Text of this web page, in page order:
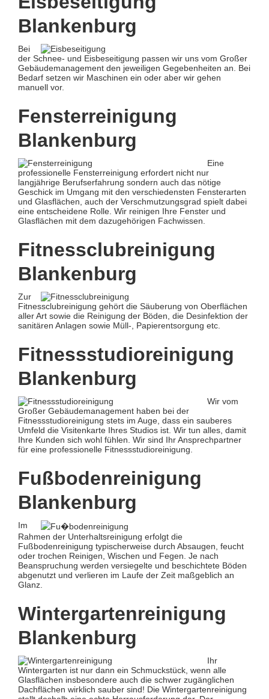
Blankenburg
Bei
der Schnee- und Eisbeseitigung passen wir uns vom Großer
Gebäudemanagement den jeweiligen Gegebenheiten an. Bei
Bedarf setzen wir Maschinen ein oder aber wir gehen
manuell vor.
Fensterreinigung
Blankenburg
Eine
professionelle Fensterreinigung erfordert nicht nur
langjährige Berufserfahrung sondern auch das nötige
Geschick im Umgang mit den verschiedensten Fensterarten
und Glasflächen, auch der Verschmutzungsgrad spielt dabei
eine entscheidene Rolle. Wir reinigen Ihre Fenster und
Glasflächen mit dem dazugehörigen Fachwissen.
Fitnessclubreinigung
Blankenburg
Zur
Fitnessclubreinigung gehört die Säuberung von Oberflächen
aller Art sowie die Reinigung der Böden, die Desinfektion der
sanitären Anlagen sowie Müll-, Papierentsorgung etc.
Fitnessstudioreinigung
Blankenburg
Wir vom
Großer Gebäudemanagement haben bei der
Fitnessstudioreinigung stets im Auge, dass ein sauberes
Umfeld die Visitenkarte Ihres Studios ist. Wir tun alles, damit
Ihre Kunden sich wohl fühlen. Wir sind Ihr Ansprechpartner
für eine professionelle Fitnessstudioreinigung.
Fußbodenreinigung
Blankenburg
Im
Rahmen der Unterhaltsreinigung erfolgt die
Fußbodenreinigung typischerweise durch Absaugen, feucht
oder trochen Reinigen, Wischen und Fegen. Je nach
Beanspruchung werden versiegelte und beschichtete Böden
abgenutzt und verlieren im Laufe der Zeit maßgeblich an
Glanz.
Wintergartenreinigung
Blankenburg
Ihr
Wintergarten ist nur dann ein Schmuckstück, wenn alle
Glasflächen insbesondere auch die schwer zugänglichen
Dachflächen wirklich sauber sind! Die Wintergartenreinigung